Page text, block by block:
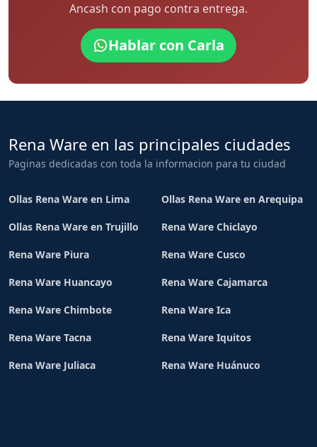
Ancash con pago contra entrega.
Hablar con Carla
Rena Ware en las principales ciudades
Paginas dedicadas con toda la informacion para tu ciudad
Ollas Rena Ware en Lima Ollas Rena Ware en Arequipa
Ollas Rena Ware en Trujillo Rena Ware Chiclayo
Rena Ware Piura Rena Ware Cusco
Rena Ware Huancayo Rena Ware Cajamarca
Rena Ware Chimbote Rena Ware Ica
Rena Ware Tacna Rena Ware Iquitos
Rena Ware Juliaca Rena Ware Huánuco